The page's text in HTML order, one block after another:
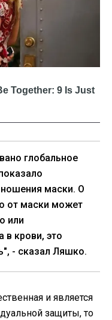
глобальное
маски. О
от маски может
или
в крови, это
- сказал Ляшко.
и является
защиты, то